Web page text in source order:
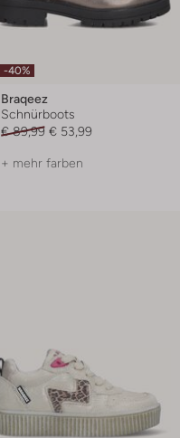
-40%
Braqeez
Schnürboots
€ 89,99 € 53,99
+ mehr farben